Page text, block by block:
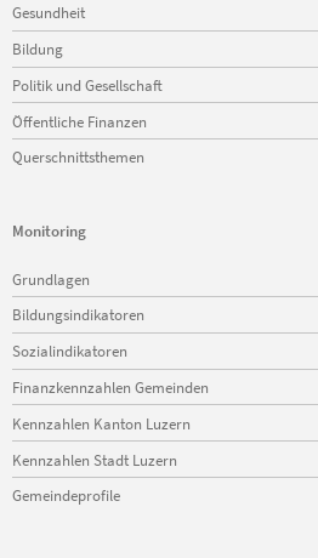
Gesundheit
Bildung
Politik und Gesellschaft
Öffentliche Finanzen
Querschnittsthemen
Monitoring
Navigation
überspringen
Grundlagen
Bildungsindikatoren
Sozialindikatoren
Finanzkennzahlen Gemeinden
Kennzahlen Kanton Luzern
Kennzahlen Stadt Luzern
Gemeindeprofile